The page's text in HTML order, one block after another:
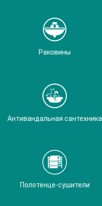
Раковины
Антивандальная сантехника
Полотенце-сушители